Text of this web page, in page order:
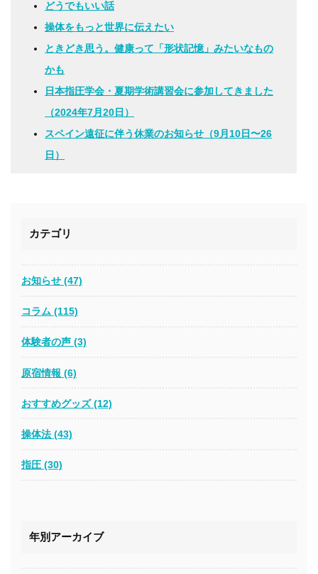
どうでもいい話
操体をもっと世界に伝えたい
ときどき思う。健康って「形状記憶」みたいなもの
かも
日本指圧学会・夏期学術講習会に参加してきました
（2024年7月20日）
スペイン遠征に伴う休業のお知らせ（9月10日〜26
日）
カテゴリ
お知らせ (47)
コラム (115)
体験者の声 (3)
原宿情報 (6)
おすすめグッズ (12)
操体法 (43)
指圧 (30)
年別アーカイブ